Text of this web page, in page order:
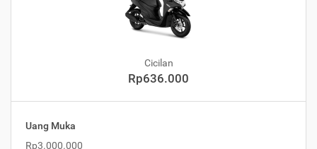
Cicilan
Rp636.000
Uang Muka
Rp3.000.000